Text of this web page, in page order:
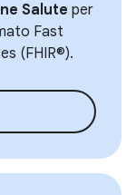
Salute per
Fast
(FHIR®).